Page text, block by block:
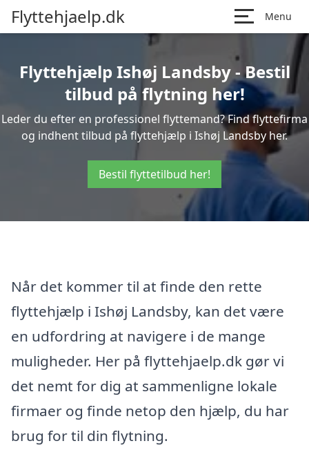
Flyttehjaelp.dk Menu
Flyttehjælp Ishøj Landsby - Bestil
tilbud på flytning her!
Leder du efter en professionel flyttemand? Find flyttefirma
og indhent tilbud på flyttehjælp i Ishøj Landsby her.
Bestil flyttetilbud her!
Når det kommer til at finde den rette
flyttehjælp i Ishøj Landsby, kan det være
en udfordring at navigere i de mange
muligheder. Her på flyttehjaelp.dk gør vi
det nemt for dig at sammenligne lokale
firmaer og finde netop den hjælp, du har
brug for til din flytning.